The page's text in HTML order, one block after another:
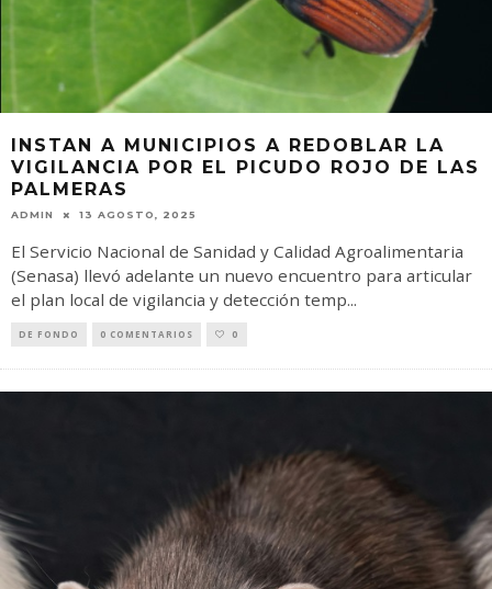
INSTAN A MUNICIPIOS A REDOBLAR LA
VIGILANCIA POR EL PICUDO ROJO DE LAS
PALMERAS
ADMIN 13 AGOSTO, 2025
El Servicio Nacional de Sanidad y Calidad Agroalimentaria
(Senasa) llevó adelante un nuevo encuentro para articular
el plan local de vigilancia y detección temp...
DE FONDO 0 COMENTARIOS 0